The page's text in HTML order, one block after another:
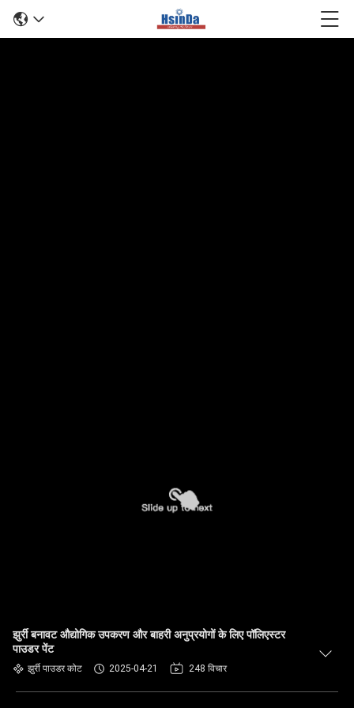
झुर्री बनावट औद्योगिक उपकरण और बाहरी अनुप्रयोगों के लिए पॉलिएस्टर
पाउडर पेंट
झुर्री पाउडर कोट 2025-04-21 248 विचार